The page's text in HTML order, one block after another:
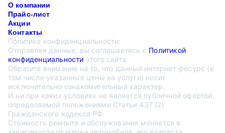
О компании
Прайс-лист
Акции
Контакты
Политика конфиденциальности:
Отправляя данные, вы соглашаетесь с Политикой
конфиденциальности этого сайта
Обратите внимание на то, что данный интернет-ресурс (в
том числе указанные цены на услуги) носит
исключительно ознакомительный характер.
И ни при каких условиях не является публичной офертой,
определяемой положениями Статьи 437 (2)
Гражданского кодекса РФ.
Стоимость ремонта и обслуживания меняется в